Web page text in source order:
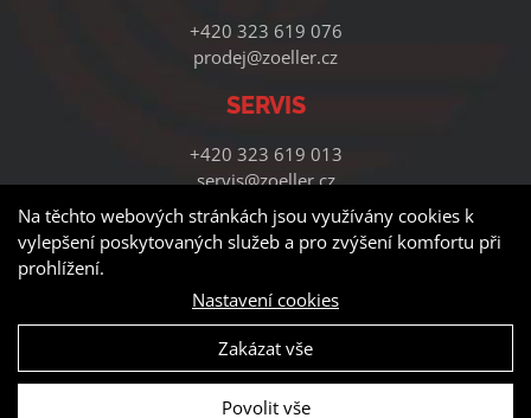
+420 323 619 076
prodej@zoeller.cz
SERVIS
+420 323 619 013
servis@zoeller.cz
© Copyright - Zoeller Systems s.r.o. | Vytvořila digitální agentura
Na těchto webových stránkách jsou využívány cookies k
vylepšení poskytovaných služeb a pro zvýšení komfortu při
prohlížení.
Nastavení cookies
Zakázat vše
Povolit vše